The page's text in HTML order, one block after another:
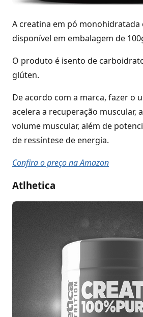
A creatina em pó monohidratada
disponível em embalagem de
O produto é isento de
glúten.
De acordo com a marca, fazer o
acelera a recuperação muscular,
volume muscular, além de
de ressíntese de energia.
Confira o preço na Amazon
Atlhetica